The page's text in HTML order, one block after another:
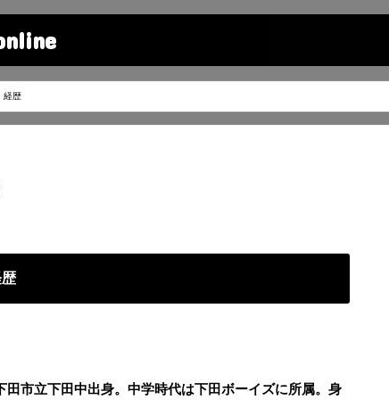
経歴
市立下田中出身。中学時代は下田ボーイズに所属。身